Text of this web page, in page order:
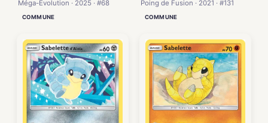
Méga-Évolution · 2025 · #68
COMMUNE
Poing de Fusion · 2021 · #131
COMMUNE